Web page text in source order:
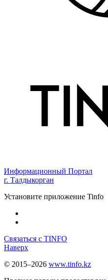
Информационный Портал
г. Талдыкорган
Установите приложение Tinfo
Связаться с TINFO
Наверх
© 2015–2026 www.tinfo.kz